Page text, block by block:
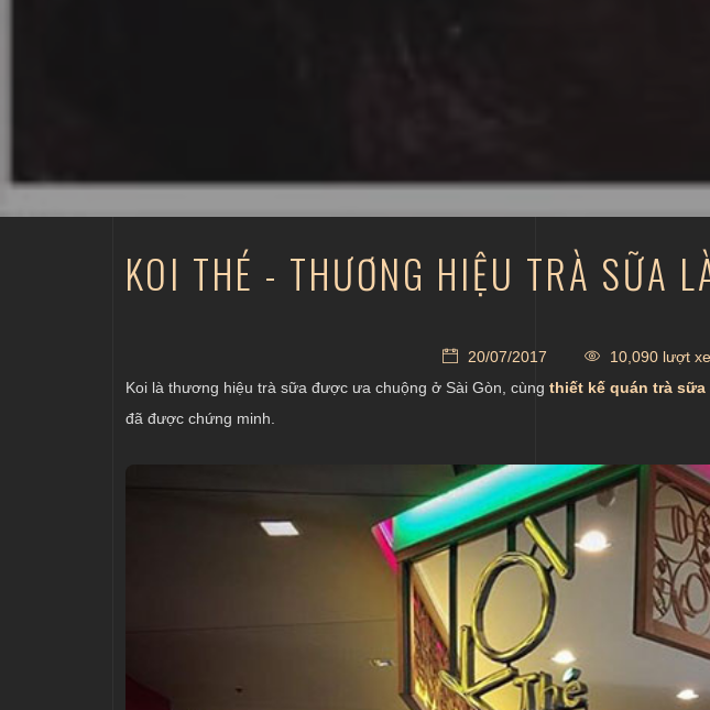
KOI THÉ - THƯƠNG HIỆU TRÀ SỮA
20/07/2017
10,090 lượt
Koi là thương hiệu trà sữa được ưa chuộng ở Sài Gòn, cùng thiết kế quán trà
đã được chứng minh.